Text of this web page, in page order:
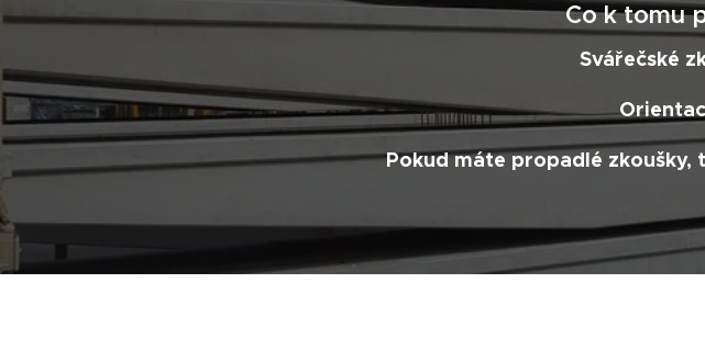
Co k tomu
Svářečské
Pokud máte propadlé zkoušky,